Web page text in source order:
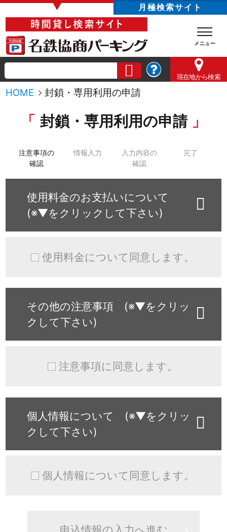
▼ 月極検索サイト
現在地から検索
HOME 封鎖・専用利用の申請
封鎖・専用利用の申請
注意事項の
確認
情報入力
入力内容の
確認
完了
使用料金のお支払いについて
(※▼をクリックして下さい)
使用料金について同意します。
その他の注意事項 (※▼をクリッ
クして下さい)
注意事項に同意します。
個人情報について (※▼をクリッ
クして下さい)
個人情報について同意します。